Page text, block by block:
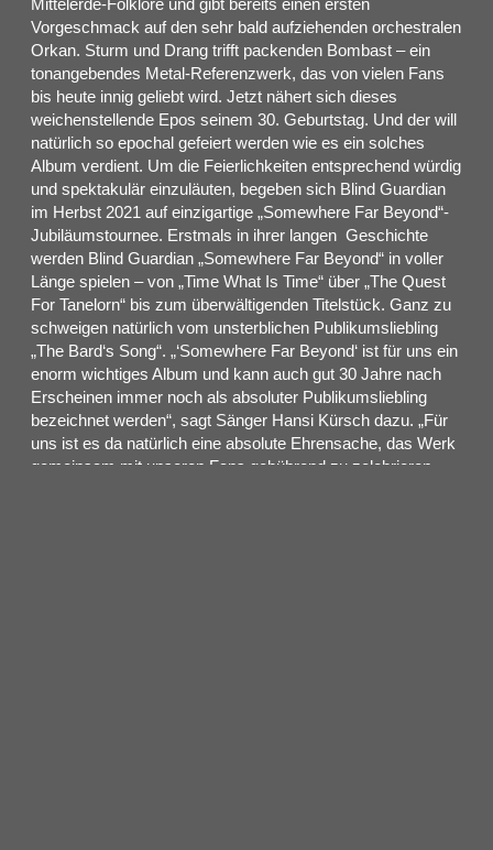
Mittelerde-Folklore und gibt bereits einen ersten
Vorgeschmack auf den sehr bald aufziehenden orchestralen
Orkan. Sturm und Drang trifft packenden Bombast – ein
tonangebendes Metal-Referenzwerk, das von vielen Fans
bis heute innig geliebt wird. Jetzt nähert sich dieses
weichenstellende Epos seinem 30. Geburtstag. Und der will
natürlich so epochal gefeiert werden wie es ein solches
Album verdient. Um die Feierlichkeiten entsprechend würdig
und spektakulär einzuläuten, begeben sich Blind Guardian
im Herbst 2021 auf einzigartige „Somewhere Far Beyond“-
Jubiläumstournee. Erstmals in ihrer langen Geschichte
werden Blind Guardian „Somewhere Far Beyond“ in voller
Länge spielen – von „Time What Is Time“ über „The Quest
For Tanelorn“ bis zum überwältigenden Titelstück. Ganz zu
schweigen natürlich vom unsterblichen Publikumsliebling
„The Bard‘s Song“. „‘Somewhere Far Beyond‘ ist für uns ein
enorm wichtiges Album und kann auch gut 30 Jahre nach
Erscheinen immer noch als absoluter Publikumsliebling
bezeichnet werden“, sagt Sänger Hansi Kürsch dazu. „Für
uns ist es da natürlich eine absolute Ehrensache, das Werk
gemeinsam mit unseren Fans gebührend zu zelebrieren.